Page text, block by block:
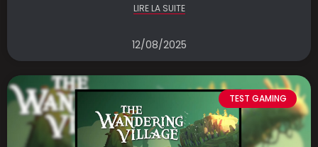
LIRE LA SUITE
12/08/2025
TEST GAMING